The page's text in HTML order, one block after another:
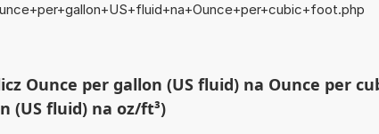
Ounce per gallon (US fluid) na Ounce per
(US fluid) na oz/ft³)